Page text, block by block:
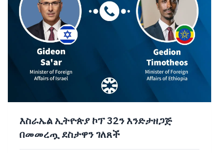
እስራኤል ኢትዮጵያ ኮፕ 32ን እንድታዘጋጅ
በመመረጧ ደስታዋን ገለጸች